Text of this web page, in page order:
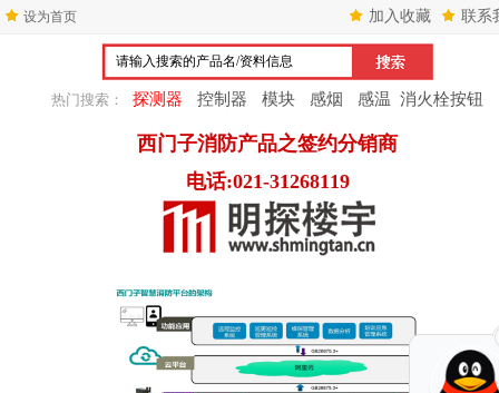
设为首页 联系
加入收藏
热门搜索： 探测器 控制器 模块 感烟 感温 消火栓按钮
西门子消防产品之签约分销商
电话:021-31268119